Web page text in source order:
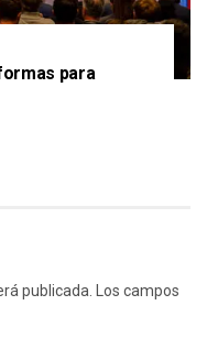
para
publicada.
Los campos